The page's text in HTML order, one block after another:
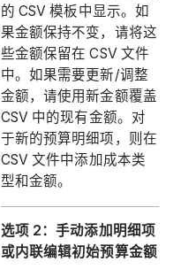
的 CSV 模板中显示。如
果金额保持不变，请将这
些金额保留在 CSV 文件
中。如果需要更新/调整
金额，请使用新金额覆盖
CSV 中的现有金额。对
于新的预算明细项，则在
CSV 文件中添加成本类
型和金额。
选项 2：手动添加明细项
或内联编辑初始预算金额